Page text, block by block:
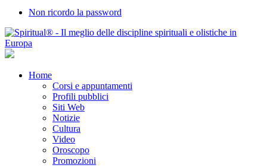
Non ricordo la password
Home
Corsi e appuntamenti
Profili pubblici
Siti Web
Notizie
Cultura
Video
Oroscopo
Promozioni